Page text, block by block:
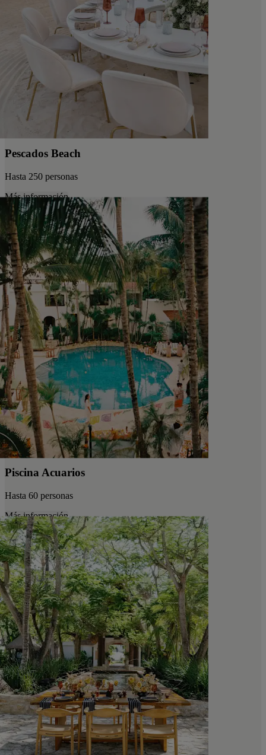
Pescados Beach
Hasta 250 personas
Más información
Piscina Acuarios
Hasta 60 personas
Más información